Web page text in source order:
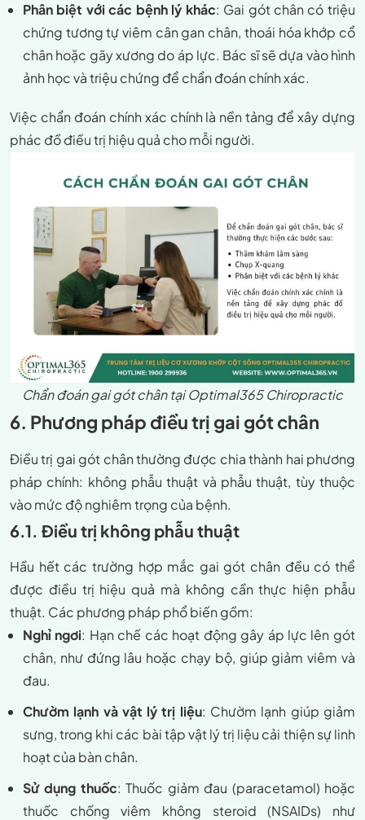
Phân biệt với các bệnh lý khác: Gai gót chân có triệu
chứng tương tự viêm cân gan chân, thoái hóa khớp cổ
chân hoặc gãy xương do áp lực. Bác sĩ sẽ dựa vào hình
ảnh học và triệu chứng để chẩn đoán chính xác.
Việc chẩn đoán chính xác chính là nền tảng để xây dựng
phác đồ điều trị hiệu quả cho mỗi người.
Chẩn đoán gai gót chân tại Optimal365 Chiropractic
6. Phương pháp điều trị gai gót chân
Điều trị gai gót chân thường được chia thành hai phương
pháp chính: không phẫu thuật và phẫu thuật, tùy thuộc
vào mức độ nghiêm trọng của bệnh.
6.1. Điều trị không phẫu thuật
Hầu hết các trường hợp mắc gai gót chân đều có thể
được điều trị hiệu quả mà không cần thực hiện phẫu
thuật. Các phương pháp phổ biến gồm:
Nghỉ ngơi: Hạn chế các hoạt động gây áp lực lên gót
chân, như đứng lâu hoặc chạy bộ, giúp giảm viêm và
đau.
Chườm lạnh và vật lý trị liệu: Chườm lạnh giúp giảm
sưng, trong khi các bài tập vật lý trị liệu cải thiện sự linh
hoạt của bàn chân.
Sử dụng thuốc: Thuốc giảm đau (paracetamol) hoặc
thuốc chống viêm không steroid (NSAIDs) như